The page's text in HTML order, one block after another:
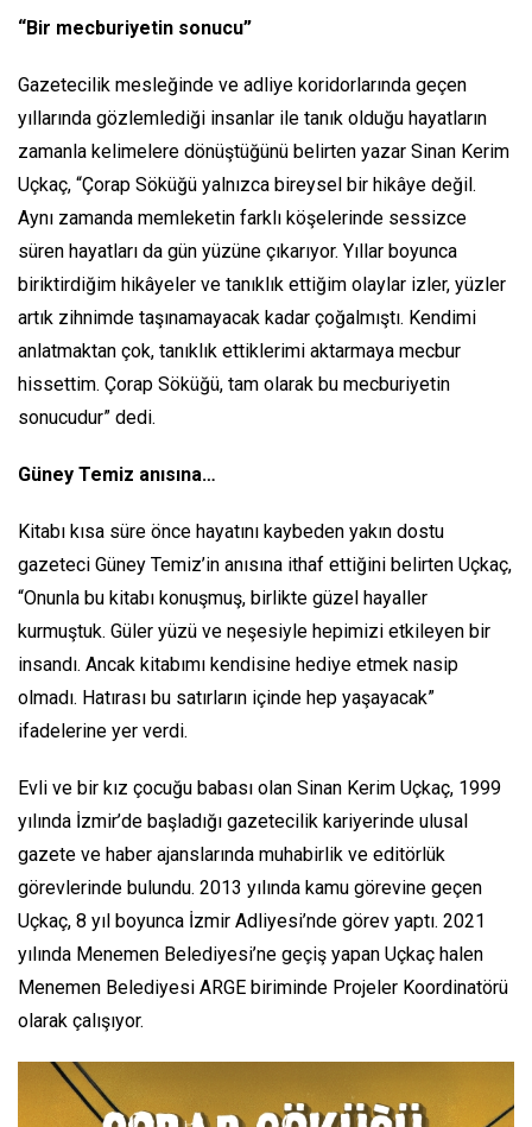
“Bir mecburiyetin sonucu”
Gazetecilik mesleğinde ve adliye koridorlarında geçen
yıllarında gözlemlediği insanlar ile tanık olduğu hayatların
zamanla kelimelere dönüştüğünü belirten yazar Sinan Kerim
Uçkaç, “Çorap Söküğü yalnızca bireysel bir hikâye değil.
Aynı zamanda memleketin farklı köşelerinde sessizce
süren hayatları da gün yüzüne çıkarıyor. Yıllar boyunca
biriktirdiğim hikâyeler ve tanıklık ettiğim olaylar izler, yüzler
artık zihnimde taşınamayacak kadar çoğalmıştı. Kendimi
anlatmaktan çok, tanıklık ettiklerimi aktarmaya mecbur
hissettim. Çorap Söküğü, tam olarak bu mecburiyetin
sonucudur” dedi.
Güney Temiz anısına…
Kitabı kısa süre önce hayatını kaybeden yakın dostu
gazeteci Güney Temiz’in anısına ithaf ettiğini belirten Uçkaç,
“Onunla bu kitabı konuşmuş, birlikte güzel hayaller
kurmuştuk. Güler yüzü ve neşesiyle hepimizi etkileyen bir
insandı. Ancak kitabımı kendisine hediye etmek nasip
olmadı. Hatırası bu satırların içinde hep yaşayacak”
ifadelerine yer verdi.
Evli ve bir kız çocuğu babası olan Sinan Kerim Uçkaç, 1999
yılında İzmir’de başladığı gazetecilik kariyerinde ulusal
gazete ve haber ajanslarında muhabirlik ve editörlük
görevlerinde bulundu. 2013 yılında kamu görevine geçen
Uçkaç, 8 yıl boyunca İzmir Adliyesi’nde görev yaptı. 2021
yılında Menemen Belediyesi’ne geçiş yapan Uçkaç halen
Menemen Belediyesi ARGE biriminde Projeler Koordinatörü
olarak çalışıyor.